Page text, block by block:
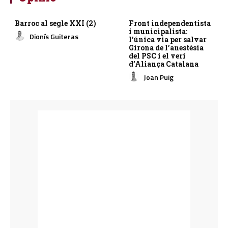
Barroc al segle XXI (2)
Dionís Guiteras
Front independentista
i municipalista:
l’única via per salvar
Girona de l’anestèsia
del PSC i el verí
d’Aliança Catalana
Joan Puig